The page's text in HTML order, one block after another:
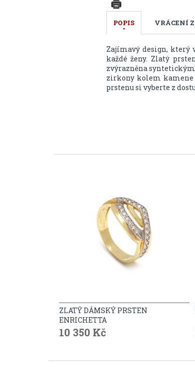
POPIS VRÁCENÍ
Zajímavý design, který
každé ženy. Zlatý
zvýrazněna
zirkony kolem kamene
prstenu si vyberte z
ZLATÝ DÁMSKÝ PRSTEN
ENRICHETTA
10 350 Kč